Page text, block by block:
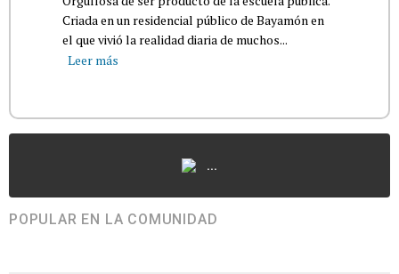
Criada en un residencial público de Bayamón en
el que vivió la realidad diaria de muchos...
Leer más
...
POPULAR EN LA COMUNIDAD